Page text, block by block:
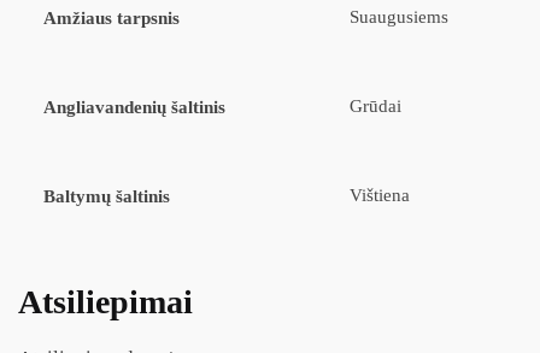
Amžiaus tarpsnis Suaugusiems
Angliavandenių šaltinis Grūdai
Baltymų šaltinis Vištiena
Atsiliepimai